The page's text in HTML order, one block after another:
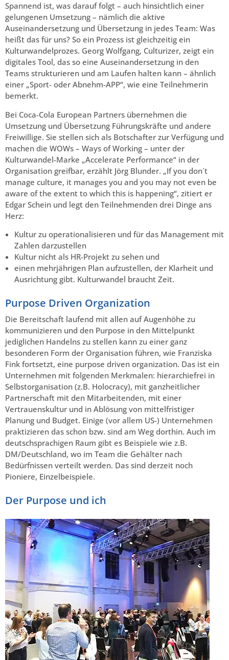
Spannend ist, was darauf folgt – auch hinsichtlich einer
gelungenen Umsetzung – nämlich die aktive
Auseinandersetzung und Übersetzung in jedes Team: Was
heißt das für uns? So ein Prozess ist gleichzeitig ein
Kulturwandelprozes. Georg Wolfgang, Culturizer, zeigt ein
digitales Tool, das so eine Auseinandersetzung in den
Teams strukturieren und am Laufen halten kann – ähnlich
einer „Sport- oder Abnehm-APP“, wie eine Teilnehmerin
bemerkt.
Bei Coca-Cola European Partners übernehmen die
Umsetzung und Übersetzung Führungskräfte und andere
Freiwillige. Sie stellen sich als Botschafter zur Verfügung und
machen die WOWs – Ways of Working – unter der
Kulturwandel-Marke „Accelerate Performance“ in der
Organisation greifbar, erzählt Jörg Blunder. „If you don´t
manage culture, it manages you and you may not even be
aware of the extent to which this is happening“, zitiert er
Edgar Schein und legt den Teilnehmenden drei Dinge ans
Herz:
Kultur zu operationalisieren und für das Management mit
Zahlen darzustellen
Kultur nicht als HR-Projekt zu sehen und
einen mehrjährigen Plan aufzustellen, der Klarheit und
Ausrichtung gibt. Kulturwandel braucht Zeit.
Purpose Driven Organization
Die Bereitschaft laufend mit allen auf Augenhöhe zu
kommunizieren und den Purpose in den Mittelpunkt
jediglichen Handelns zu stellen kann zu einer ganz
besonderen Form der Organisation führen, wie Franziska
Fink fortsetzt, eine purpose driven organization. Das ist ein
Unternehmen mit folgenden Merkmalen: hierarchiefrei in
Selbstorganisation (z.B. Holocracy), mit ganzheitlicher
Partnerschaft mit den Mitarbeitenden, mit einer
Vertrauenskultur und in Ablösung von mittelfristiger
Planung und Budget. Einige (vor allem US-) Unternehmen
praktizieren das schon bzw. sind am Weg dorthin. Auch im
deutschsprachigen Raum gibt es Beispiele wie z.B.
DM/Deutschland, wo im Team die Gehälter nach
Bedürfnissen verteilt werden. Das sind derzeit noch
Pioniere, Einzelbeispiele.
Der Purpose und ich